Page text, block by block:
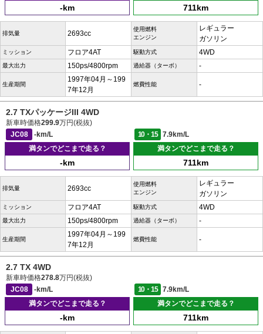
-km 711km
排気量 2693cc
使用燃料
エンジン
レギュラー
ガソリン
ミッション フロア4AT 駆動方式 4WD
最大出力 150ps/4800rpm 過給器（ターボ） -
生産期間
1997年04月～199
7年12月
燃費性能 -
2.7 TXパッケージIII 4WD
新車時価格299.9万円(税抜)
JC08
-km/L 10・15
7.9km/L
満タンでどこまで走る？
-km
満タンでどこまで走る？
711km
排気量 2693cc
使用燃料
エンジン
レギュラー
ガソリン
ミッション フロア4AT 駆動方式 4WD
最大出力 150ps/4800rpm 過給器（ターボ） -
生産期間
1997年04月～199
7年12月
燃費性能 -
2.7 TX 4WD
新車時価格278.8万円(税抜)
JC08
-km/L 10・15
7.9km/L
満タンでどこまで走る？
-km
満タンでどこまで走る？
711km